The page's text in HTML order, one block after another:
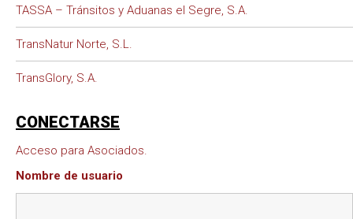
TASSA – Tránsitos y Aduanas el Segre, S.A.
TransNatur Norte, S.L.
TransGlory, S.A.
CONECTARSE
Acceso para Asociados.
Nombre de usuario